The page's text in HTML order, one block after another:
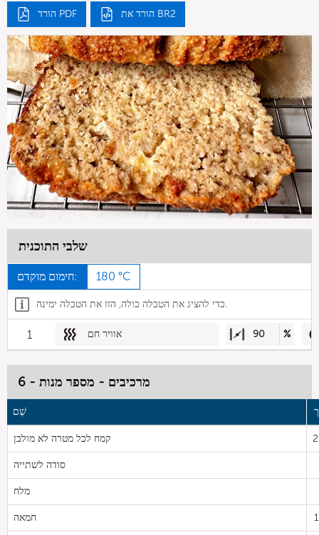
הורד PDF הורד את BR2
שלבי התוכנית
חימום מוקדם: 180 °C
כדי להציג את הטבלה כולה, הזז את הטבלה ימינה.
1 אוויר חם 90 %
מרכיבים - מספר מנות - 6
שֵׁם
קמח לכל מטרה לא מולבן
סודה לשתייה
מלח
חמאה